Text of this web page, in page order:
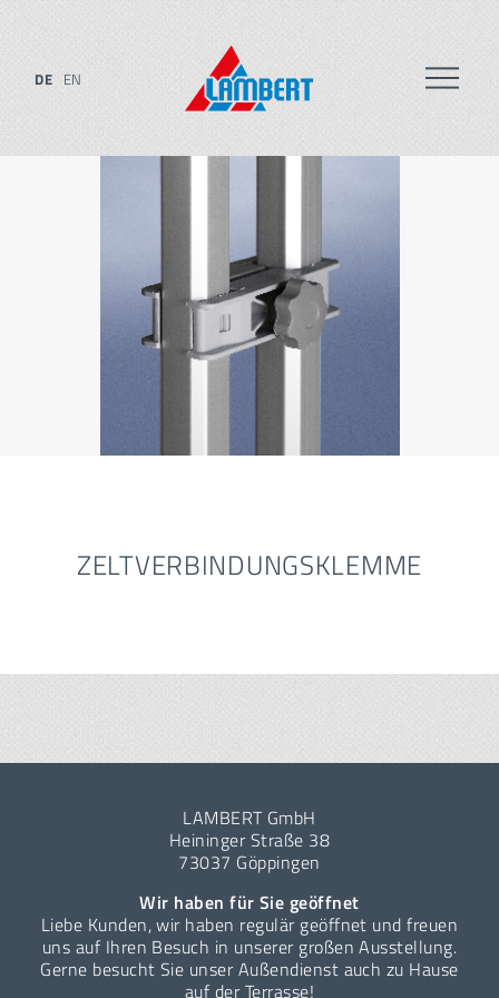
DE EN
ZELTVERBINDUNGSKLEMME
LAMBERT GmbH
Heininger Straße 38
73037 Göppingen
Wir haben für Sie geöffnet
Liebe Kunden, wir haben regulär geöffnet und freuen
uns auf Ihren Besuch in unserer großen Ausstellung.
Gerne besucht Sie unser Außendienst auch zu Hause
auf der Terrasse!